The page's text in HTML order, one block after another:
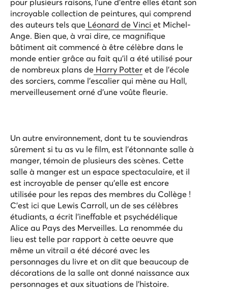
pour plusieurs raisons, l'une d'entre elles étant son
incroyable collection de peintures, qui comprend
des auteurs tels que Léonard de Vinci et Michel-
Ange. Bien que, à vrai dire, ce magnifique
bâtiment ait commencé à être célèbre dans le
monde entier grâce au fait qu'il a été utilisé pour
de nombreux plans de Harry Potter et de l'école
des sorciers, comme l'escalier qui mène au Hall,
merveilleusement orné d'une voûte fleurie.
Un autre environnement, dont tu te souviendras
sûrement si tu as vu le film, est l'étonnante salle à
manger, témoin de plusieurs des scènes. Cette
salle à manger est un espace spectaculaire, et il
est incroyable de penser qu'elle est encore
utilisée pour les repas des membres du Collège !
C'est ici que Lewis Carroll, un de ses célèbres
étudiants, a écrit l'ineffable et psychédélique
Alice au Pays des Merveilles. La renommée du
lieu est telle par rapport à cette oeuvre que
même un vitrail a été décoré avec les
personnages du livre et on dit que beaucoup de
décorations de la salle ont donné naissance aux
personnages et aux situations de l'histoire.